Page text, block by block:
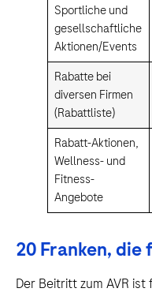
Sportliche und
gesellschaftliche
Aktionen/Events
Rabatte bei
diversen Firmen
(Rabattliste)
Rabatt-Aktionen,
Wellness- und
Fitness-
Angebote
20 Franken,
Der Beitritt zum AVR